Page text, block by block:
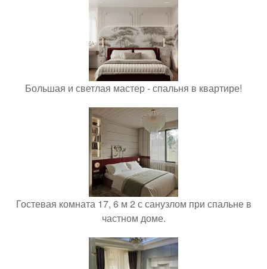
Большая и светлая мастер - спальня в квартире!
Гостевая комната 17, 6 м 2 с санузлом при спальне в
частном доме.